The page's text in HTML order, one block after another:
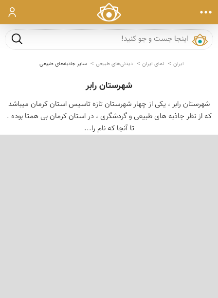
ورود
جست و
ایران نمای ایران دیدنی‌های طبیعی سایر جاذبه‌های طبیعی
شهرستان رابر
شهرستان رابر ، یکی از چهار شهرستان تازه تاسیس استان کرمان میباشد
که از نظر جاذبه های طبیعی و گردشگری ، در استان کرمان بی همتا بوده .
تا آنجا که نام را...